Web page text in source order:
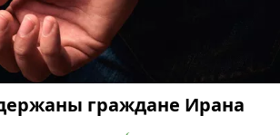
граждане Ирана